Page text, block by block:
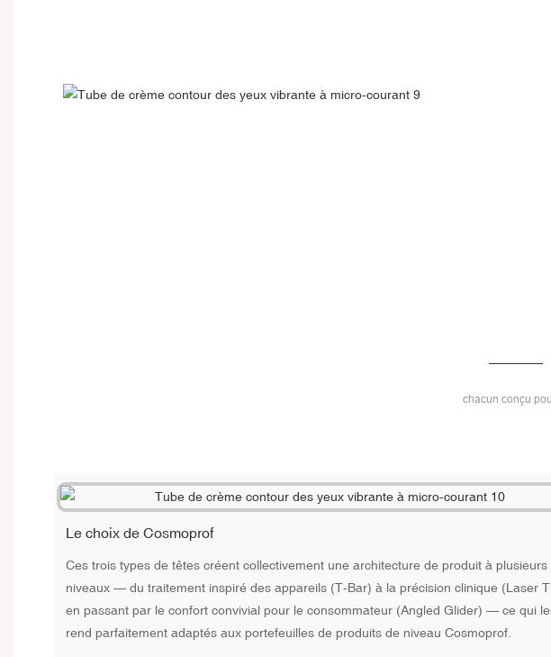
chacun conçu
Le choix de Cosmoprof
Ces trois types de têtes créent collectivement une architecture de produit à plusieurs
niveaux — du traitement inspiré des appareils (T-Bar) à la précision clinique (Laser
en passant par le confort convivial pour le consommateur (Angled Glider) — ce qui
rend parfaitement adaptés aux portefeuilles de produits de niveau Cosmoprof.